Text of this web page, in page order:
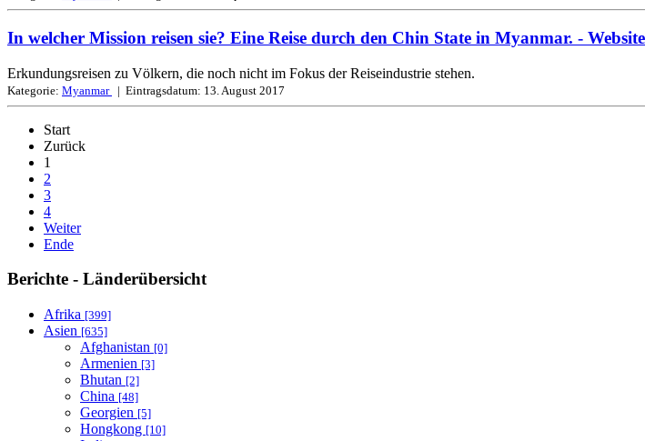
In welcher Mission reisen sie? Eine Reise durch den Chin State in Myanmar. -
Erkundungsreisen zu Völkern, die noch nicht im Fokus der Reiseindustrie stehen.
Kategorie: Myanmar | Eintragsdatum: 13. August 2017
Start
Zurück
1
2
3
4
Weiter
Ende
Berichte - Länderübersicht
Afrika [399]
Asien [635]
Afghanistan [0]
Armenien [3]
Bhutan [2]
China [48]
Georgien [5]
Hongkong [10]